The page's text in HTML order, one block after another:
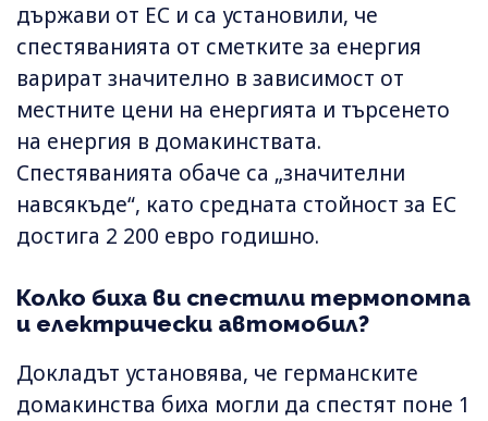
държави от ЕС и са установили, че
спестяванията от сметките за енергия
варират значително в зависимост от
местните цени на енергията и търсенето
на енергия в домакинствата.
Спестяванията обаче са „значителни
навсякъде“, като средната стойност за ЕС
достига 2 200 евро годишно.
Колко биха ви спестили термопомпа
и електрически автомобил?
Докладът установява, че германските
домакинства биха могли да спестят поне 1